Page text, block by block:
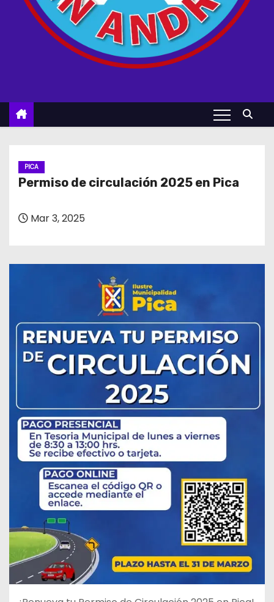
PICA
Permiso de circulación 2025 en Pica
Mar 3, 2025